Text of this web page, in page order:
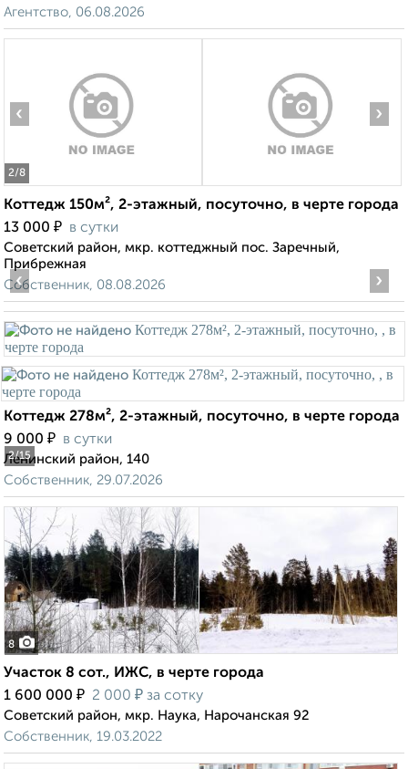
Агентство, 06.08.2026
2/8
‹ ›
Коттедж 150м², 2-этажный, посуточно, в черте города
13 000 ₽ в сутки
Советский район, мкр. коттеджный пос. Заречный,
Прибрежная
Собственник, 08.08.2026
2/15
‹ ›
Коттедж 278м², 2-этажный, посуточно, в черте города
9 000 ₽ в сутки
Ленинский район, 140
Собственник, 29.07.2026
8
Участок 8 сот., ИЖС, в черте города
1 600 000 ₽ 2 000 ₽ за сотку
Советский район, мкр. Наука, Нарочанская 92
Собственник, 19.03.2022